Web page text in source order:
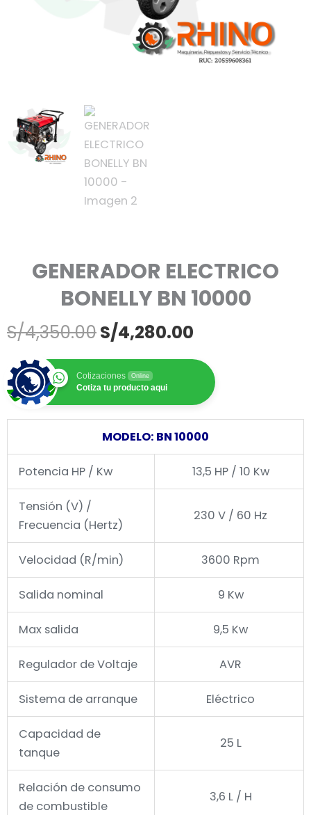
GENERADOR ELECTRICO
BONELLY BN 10000
S/4,350.00El
original
era:
S/4,350.00.
S/4,280.00
actual
es:
S/4,280.00.
Cotizaciones Online
Cotiza tu producto aqui
MODELO: BN 10000
Potencia HP / Kw 13,5 HP / 10 Kw
Tensión (V) /
Frecuencia (Hertz)
230 V / 60 Hz
Velocidad (R/min) 3600 Rpm
Salida nominal 9 Kw
Max salida 9,5 Kw
Regulador de Voltaje AVR
Sistema de arranque Eléctrico
Capacidad de
tanque
25 L
Relación de consumo
de combustible
3,6 L / H